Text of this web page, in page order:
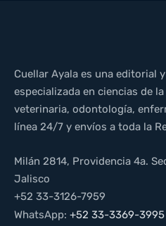
Cuellar Ayala es una editorial
especializada en ciencias de
veterinaria, odontología,
línea 24/7 y envíos a toda la
Milán 2814, Providencia 4a.
Jalisco
+52 33-3126-7959
WhatsApp: +52 33-3369-3995